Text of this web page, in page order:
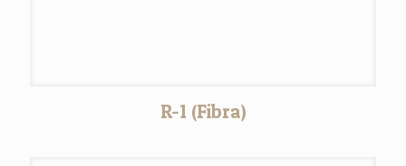
R-1 (Fibra)